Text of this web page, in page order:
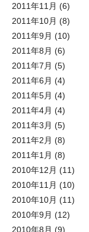
2011年11月 (6)
2011年10月 (8)
2011年9月 (10)
2011年8月 (6)
2011年7月 (5)
2011年6月 (4)
2011年5月 (4)
2011年4月 (4)
2011年3月 (5)
2011年2月 (8)
2011年1月 (8)
2010年12月 (11)
2010年11月 (10)
2010年10月 (11)
2010年9月 (12)
2010年8月 (9)